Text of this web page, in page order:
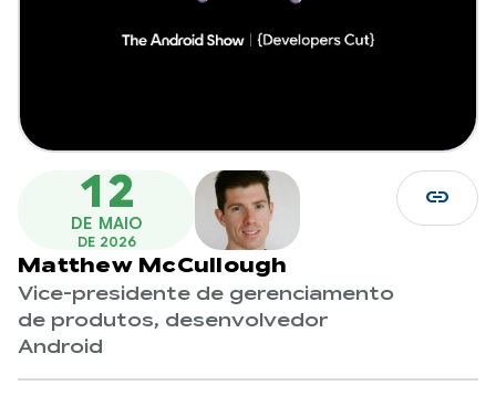
12
DE MAIO
DE 2026
Matthew McCullough
Vice-presidente de gerenciamento
de produtos, desenvolvedor
Android
link